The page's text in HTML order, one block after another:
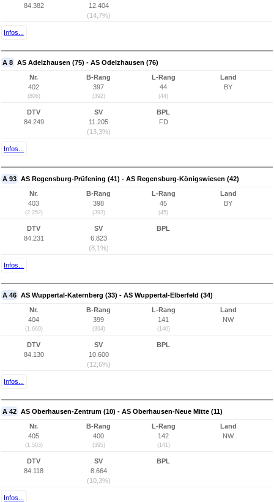
84.382
12.404
(14,7%)
Infos...
A 8 AS Adelzhausen (75) - AS Odelzhausen (76)
Nr.
402
(806)
B-Rang
397
(392)
L-Rang
44
(44)
Land
BY
DTV
84.249
SV
11.205
(13,3%)
BPL
FD
Infos...
A 93 AS Regensburg-Prüfening (41) - AS Regensburg-Königswiesen (42)
Nr.
403
(2.252)
B-Rang
398
(393)
L-Rang
45
(45)
Land
BY
DTV
84.231
SV
6.823
(8,1%)
BPL
Infos...
A 46 AS Wuppertal-Katernberg (33) - AS Wuppertal-Elberfeld (34)
Nr.
404
(1.669)
B-Rang
399
(394)
L-Rang
141
(140)
Land
NW
DTV
84.130
SV
10.600
(12,6%)
BPL
Infos...
A 42 AS Oberhausen-Zentrum (10) - AS Oberhausen-Neue Mitte (11)
Nr.
405
(1.503)
B-Rang
400
(395)
L-Rang
142
(141)
Land
NW
DTV
84.118
SV
8.664
(10,3%)
BPL
Infos...